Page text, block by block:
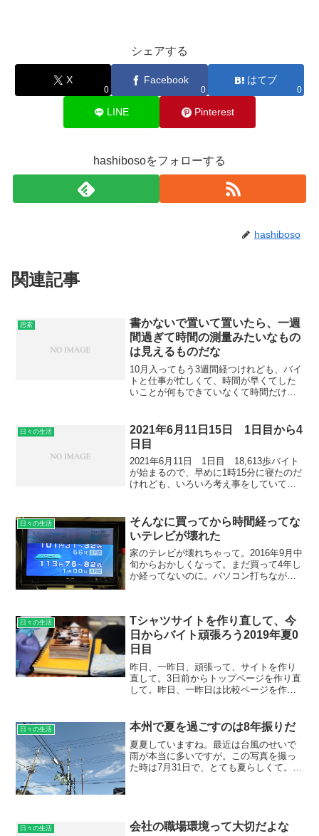
シェアする
X
0
Facebook
0
はてブ
0
LINE Pinterest
hashibosoをフォローする
hashiboso
関連記事
思索
書かないで置いて置いたら、一週
間過ぎて時間の測量みたいなもの
は見えるものだな
10月入ってもう3週間経つけれども、バイ
トと仕事が忙しくて、時間が早くてした
いことが何もできていなくて時間だけが
ていないし、寝たいのにいつの間にか2時
とかで睡眠時間が短...
日々の生活
2021年6月11日15日 1日目から4
日目
2021年6月11日 1日目 18,613歩バイト
が始まるので、早めに1時15分に寝たのだ
けれども、いろいろ考え事をしていて、
も、よく眠れた。小さいパンを2つ食べて
8時に...
日々の生活
そんなに買ってから時間経ってな
いテレビが壊れた
家のテレビが壊れちゃって。2016年9月中
旬からおかしくなって。まだ買って4年し
か経ってないのに。パソコン打ちながら
んだなーと...
日々の生活
Tシャツサイトを作り直して、今
日からバイト頑張ろう2019年夏0
日目
昨日、一昨日、頑張って、サイトを作り
直して。3日前からトップページを作り直
して。昨日、一昨日は比較ページを作り
改善の為に余分なものを消して、画像も
小さく置き換えてと、...
日々の生活 本州で夏を過ごすのは8年振りだ
夏夏していますね。最近は台風のせいで
雨が本当に多いですが。この写真を撮っ
た時は7月31日で、とても夏らしくて。全
日々の生活 会社の職場環境って大切だよな